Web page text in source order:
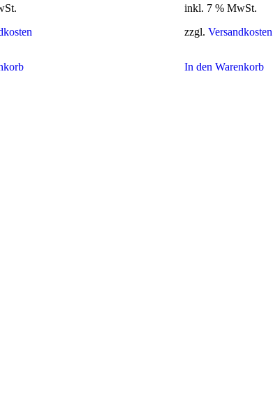
inkl. 7 % MwSt.
zzgl. Versandkosten
In den Warenkorb